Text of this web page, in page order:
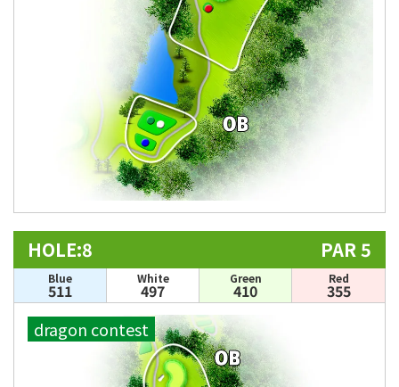
HOLE:8 PAR 5
Blue
511
White
497
Green
410
Red
355
dragon contest